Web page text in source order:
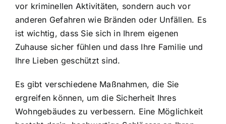
vor kriminellen Aktivitäten, sondern auch vor
anderen Gefahren wie Bränden oder Unfällen. Es
ist wichtig, dass Sie sich in Ihrem eigenen
Zuhause sicher fühlen und dass Ihre Familie und
Ihre Lieben geschützt sind.
Es gibt verschiedene Maßnahmen, die Sie
ergreifen können, um die Sicherheit Ihres
Wohngebäudes zu verbessern. Eine Möglichkeit